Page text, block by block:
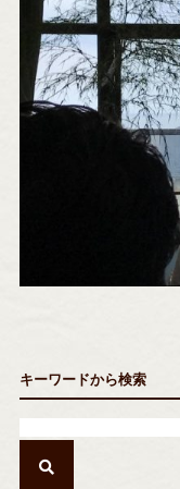
キーワードから検索